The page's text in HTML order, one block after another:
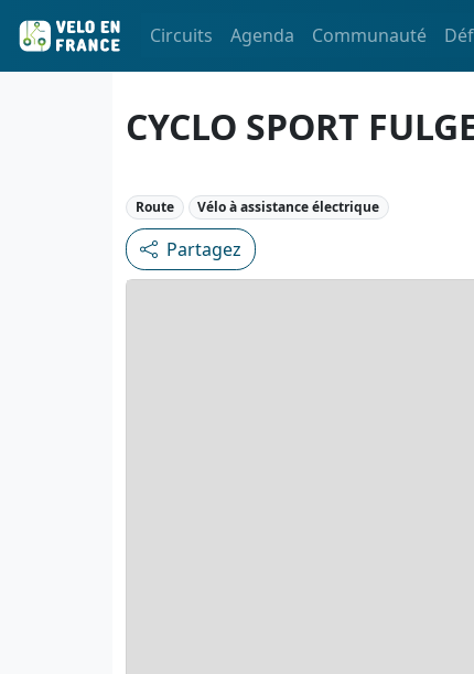
Circuits Agenda Communauté
CYCLO SPORT
Route Vélo à assistance électrique
Partagez